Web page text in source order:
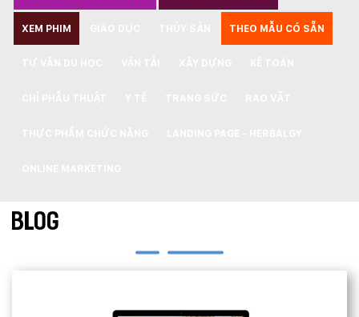
XEM PHIM THEO MẪU CÓ SẴN
BLOG